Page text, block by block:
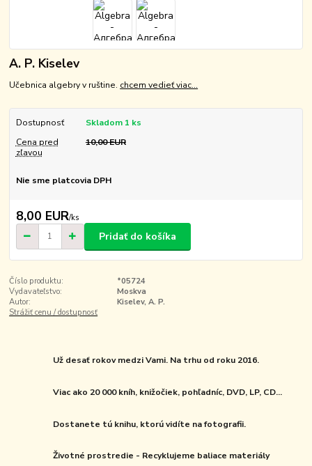
A. P. Kiselev
Učebnica algebry v ruštine. chcem vedieť viac...
Dostupnosť
Skladom 1 ks
Cena pred
zľavou
10,00 EUR
Nie sme platcovia DPH
8,00 EUR/ks
Pridať do košíka
Číslo produktu:
*05724
Vydavateľstvo:
Moskva
Autor:
Kiselev, A. P.
Strážiť cenu / dostupnosť
Už desať rokov medzi Vami. Na trhu od roku 2016.
Viac ako 20 000 kníh, knižočiek, pohľadníc, DVD, LP, CD...
Dostanete tú knihu, ktorú vidíte na fotografii.
Životné prostredie - Recyklujeme baliace materiály